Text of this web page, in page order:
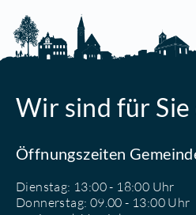
Wir sind für Sie
Öffnungszeiten
Dienstag: 13:00 - 18:00 Uhr
Donnerstag: 09.00 - 13:00 Uhr